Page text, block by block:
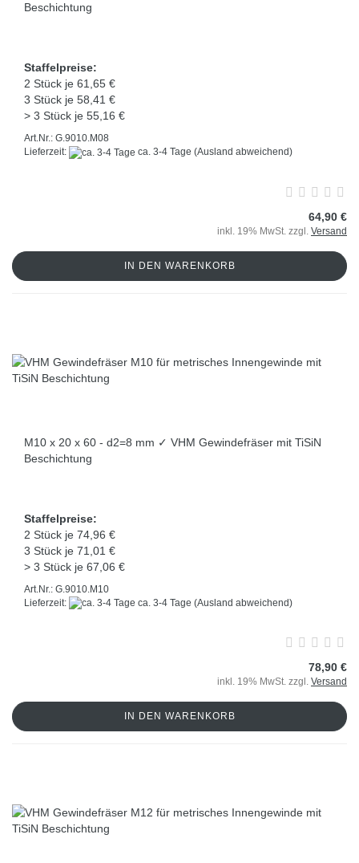
Beschichtung
Staffelpreise:
2 Stück je 61,65 €
3 Stück je 58,41 €
> 3 Stück je 55,16 €
Art.Nr.: G.9010.M08
Lieferzeit:
ca. 3-4 Tage (Ausland abweichend)
64,90 €
inkl. 19% MwSt. zzgl. Versand
IN DEN WARENKORB
M10 x 20 x 60 - d2=8 mm ✓ VHM Gewindefräser mit TiSiN
Beschichtung
Staffelpreise:
2 Stück je 74,96 €
3 Stück je 71,01 €
> 3 Stück je 67,06 €
Art.Nr.: G.9010.M10
Lieferzeit:
ca. 3-4 Tage (Ausland abweichend)
78,90 €
inkl. 19% MwSt. zzgl. Versand
IN DEN WARENKORB